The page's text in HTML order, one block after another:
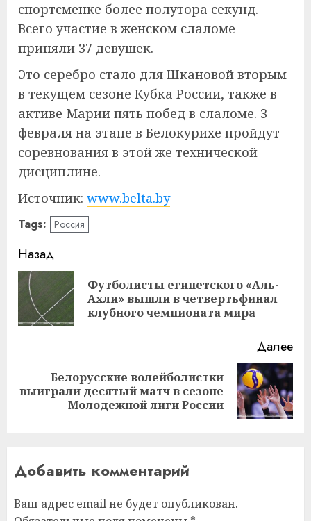
спортсменке более полутора секунд.
Всего участие в женском слаломе
приняли 37 девушек.
Это серебро стало для Шкановой вторым
в текущем сезоне Кубка России, также в
активе Марии пять побед в слаломе. 3
февраля на этапе в Белокурихе пройдут
соревнования в этой же технической
дисциплине.
Источник: www.belta.by
Tags: Россия
Навигация
записи
Назад
Футболисты египетского «Аль-
Ахли» вышли в четвертьфинал
клубного чемпионата мира
Далее
Следующая
Белорусские волейболистки
выиграли десятый матч в сезоне
Молодежной лиги России
Добавить комментарий
Ваш адрес email не будет опубликован.